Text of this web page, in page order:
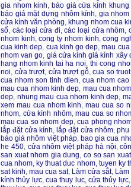
gia nhom kinh, báo giá cửa kính khung
báo giá mặt dựng nhôm kính, gia
cửa kính văn phòng, khung nhom cua
sổ, các loại cửa đi,các loại cửa nhôm,
nhom kinh,cong ty nhom kinh,cong
cua kinh dep, cua kinh go dep,mau
nhom van go, giá cửa kính giá kính xây
hang nhom kinh tai ha noi, thi cong
noi, cửa trượt, cửa trượt gỗ,cua so truot
cua nhom son tinh dien, cua nhom cao
mau cua nhom kinh dep, mau cua
dep, nhung mau cua nhom kinh dep,
xem mau cua nhom kinh,mau cua so
nhom, cửa kính nhôm,mau cua so
mau cua so nhom dep,cua phong
lắp đặt cửa kính, lắp đặt cửa nhôm,phu
báo giá nhôm việt pháp, bao gia cua
he 450, cửa nhôm việt pháp hà nội,
san xuat nhom gia dung,co so san
cua nhom, ky thuat duc nhom, tuyen ky
sat kinh,mau cua sat, Làm cửa sắt,
kính thủy lực, cua thuy luc, cửa thủy lực